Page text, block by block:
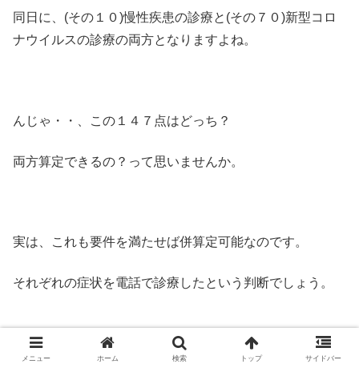
同日に、(その１０)慢性疾患の診療と(その７０)新型コロ
ナウイルスの診療の両方となりますよね。
んじゃ・・、この１４７点はどっち？
両方算定できるの？って思いませんか。
実は、これも要件を満たせば併算定可能なのです。
それぞれの症状を電話で診療したという判断でしょう。
電話再診料７３点、慢性疾患用１４７点、新型コロナウイ
メニュー ホーム 検索 トップ サイドバー